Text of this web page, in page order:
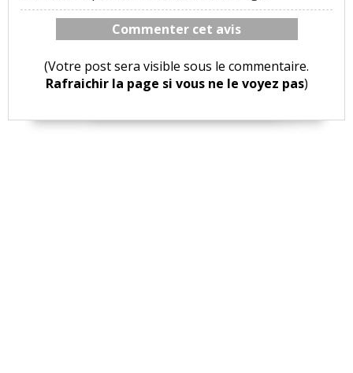
Commenter cet avis
(Votre post sera visible sous le commentaire.
Rafraichir la page si vous ne le voyez pas)